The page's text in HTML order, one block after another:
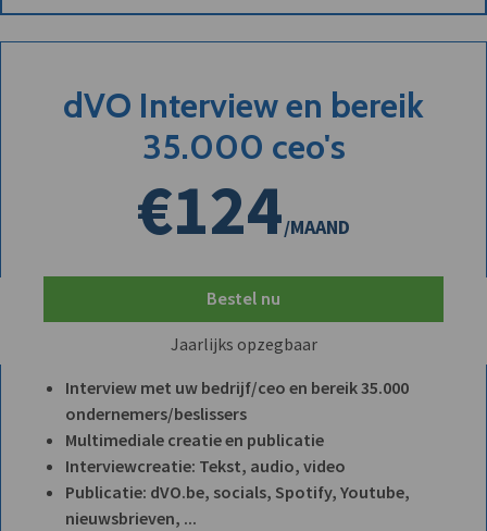
dVO Interview en bereik
35.000 ceo's
€124/MAAND
Bestel nu
Jaarlijks opzegbaar
Interview met uw bedrijf/ceo en bereik 35.000
ondernemers/beslissers
Multimediale creatie en publicatie
Interviewcreatie: Tekst, audio, video
Publicatie: dVO.be, socials, Spotify, Youtube,
nieuwsbrieven, ...